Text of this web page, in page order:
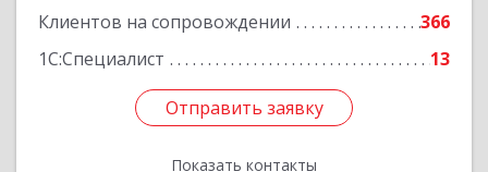
Клиентов на сопровождении
366
1С:Специалист
13
Отправить заявку
Показать контакты
Отправить заявку
Назад